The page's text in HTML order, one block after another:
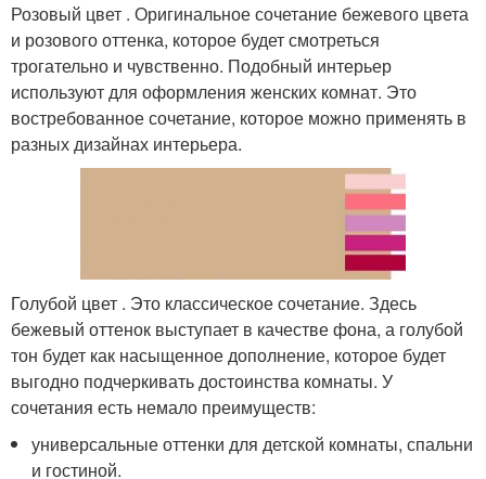
Розовый цвет . Оригинальное сочетание бежевого цвета
и розового оттенка, которое будет смотреться
трогательно и чувственно. Подобный интерьер
используют для оформления женских комнат. Это
востребованное сочетание, которое можно применять в
разных дизайнах интерьера.
Голубой цвет . Это классическое сочетание. Здесь
бежевый оттенок выступает в качестве фона, а голубой
тон будет как насыщенное дополнение, которое будет
выгодно подчеркивать достоинства комнаты. У
сочетания есть немало преимуществ:
универсальные оттенки для детской комнаты, спальни
и гостиной.